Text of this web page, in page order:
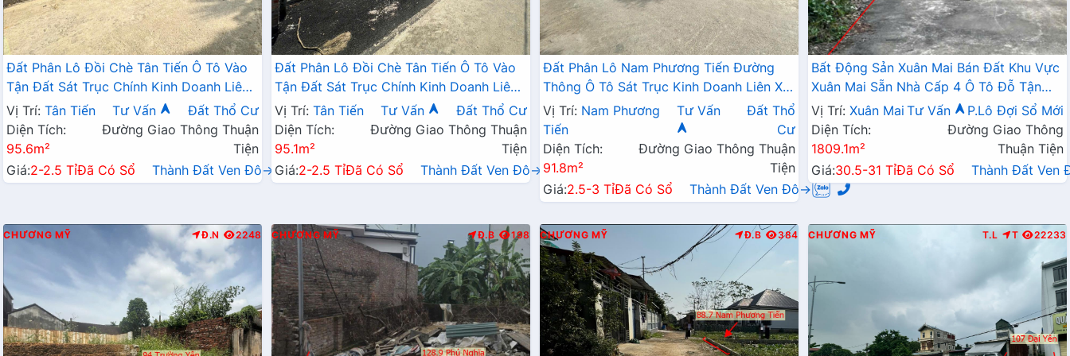
Đất Phân Lô Đồi Chè Tân Tiến Ô Tô Vào
Tận Đất Sát Trục Chính Kinh Doanh Liên
Xã Ngay Gần QL21A
Vị Trí: Tân Tiến Tư Vấn
Đất Thổ Cư
Diện Tích:
95.6m²
Đường Giao Thông Thuận
Tiện
Giá:2-2.5 TỉĐã Có Sổ Thành Đất Ven Đô→
Đất Phân Lô Đồi Chè Tân Tiến Ô Tô Vào
Tận Đất Sát Trục Chính Kinh Doanh Liên
Xã Ngay Gần QL21A
Vị Trí: Tân Tiến Tư Vấn
Đất Thổ Cư
Diện Tích:
95.1m²
Đường Giao Thông Thuận
Tiện
Giá:2-2.5 TỉĐã Có Sổ Thành Đất Ven Đô→
Đất Phân Lô Nam Phương Tiến Đường
Thông Ô Tô Sát Trục Kinh Doanh Liên Xã
Ngay Gần QL21A
Vị Trí: Nam Phương
Tiến
Tư Vấn
Đất Thổ
Cư
Diện Tích:
91.8m²
Đường Giao Thông Thuận
Tiện
Giá:2.5-3 TỉĐã Có Sổ Thành Đất Ven Đô→
Bất Động Sản Xuân Mai Bán Đất Khu Vực
Xuân Mai Sẵn Nhà Cấp 4 Ô Tô Đỗ Tận
Đất Làn 2 Đường QL6A
Vị Trí: Xuân Mai Tư Vấn
P.Lô Đợi Sổ Mới
Diện Tích:
1809.1m²
Đường Giao Thông
Thuận Tiện
Giá:30.5-31 TỉĐã Có Sổ Thành Đất Ven
CHƯƠNG MỸ Đ.N 2248 CHƯƠNG MỸ Đ.B 198 CHƯƠNG MỸ Đ.B 384 CHƯƠNG MỸ T.L T 22233